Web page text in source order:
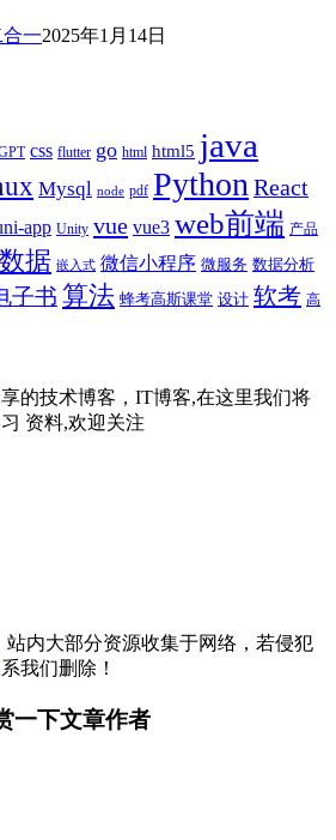
合一2025年1月14日
css flutter go html html5 java
Mysql node pdf Python React
app Unity vue vue3 web前端 产品
据 嵌入式 微信小程序 微服务 数据分析
子书 算法 蜂考高斯课堂 设计 软考 高
的技术博客，IT博客,在这里我们将
资料,欢迎关注
站内大部分资源收集于网络，若侵犯
我们删除！
一下文章作者